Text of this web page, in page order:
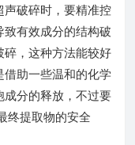
声破碎时，要精准控
有效成分的结构破
，这种方法能较好
助一些温和的化学
分的释放，不过要
终提取物的安全